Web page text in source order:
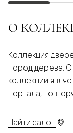
О
Коллекция
пород дерева.
коллекции
портала,
Найти салон